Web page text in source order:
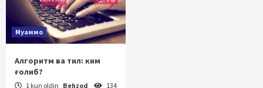
Муаммо
Алгоритм ва тил: ким
ғолиб?
1 kun oldin Behzod 134